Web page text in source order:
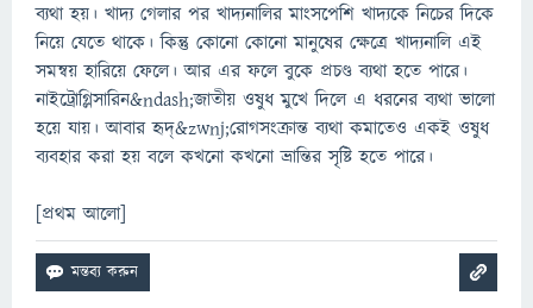
ব্যথা হয়। খাদ্য গেলার পর খাদ্যনালির মাংসপেশি খাদ্যকে নিচের দিকে
নিয়ে যেতে থাকে। কিন্তু কোনো কোনো মানুষের ক্ষেত্রে খাদ্যনালি এই
সমন্বয় হারিয়ে ফেলে। আর এর ফলে বুকে প্রচণ্ড ব্যথা হতে পারে।
নাইট্রোগ্লিসারিন&ndash;জাতীয় ওষুধ মুখে দিলে এ ধরনের ব্যথা ভালো
হয়ে যায়। আবার হৃদ্&zwnj;রোগসংক্রান্ত ব্যথা কমাতেও একই ওষুধ
ব্যবহার করা হয় বলে কখনো কখনো ভ্রান্তির সৃষ্টি হতে পারে।
[প্রথম আলো]